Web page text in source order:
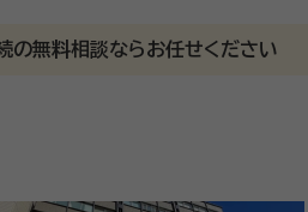
の無料相談ならお任せください